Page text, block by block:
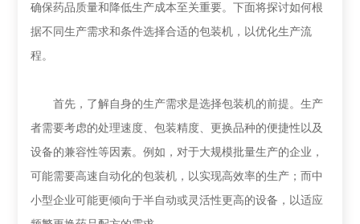
确保药品质量和降低生产成本至关重要。下面将探讨如何根
据不同生产需求和条件选择合适的包装机，以优化生产流
程。
首先，了解自身的生产需求是选择包装机的前提。生产
者需要考虑的处理速度、包装精度、更换品种的便捷性以及
设备的兼容性等因素。例如，对于大规模批量生产的企业，
可能需要高速自动化的包装机，以实现高效率的生产；而中
小型企业可能更倾向于半自动或灵活性更高的设备，以适应